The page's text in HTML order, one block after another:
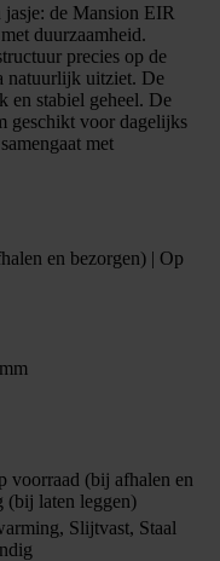
de Mansion EIR
duurzaamheid.
precies op de
natuurlijk uitziet. De
en stabiel geheel. De
geschikt voor dagelijks
met
en bezorgen) | Op
voorraad (bij afhalen en
(bij laten leggen)
Slijtvast, Staal